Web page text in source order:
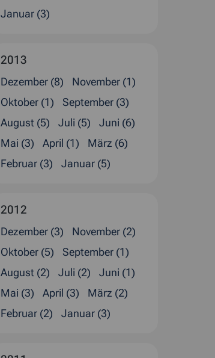
Januar (3)
2013
Dezember (8)
November (1)
Oktober (1)
September (3)
August (5)
Juli (5)
Juni (6)
Mai (3)
April (1)
März (6)
Februar (3)
Januar (5)
2012
Dezember (3)
November (2)
Oktober (5)
September (1)
August (2)
Juli (2)
Juni (1)
Mai (3)
April (3)
März (2)
Februar (2)
Januar (3)